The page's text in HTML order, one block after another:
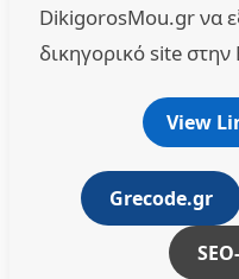
DikigorosMou.gr να
δικηγορικό site στην
View
Grecode.gr